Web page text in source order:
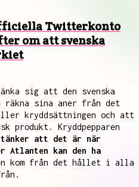
Twitterkonto
om att svenska
sig att den svenska
sina aner från det
kryddsättningen och att
produkt. Kryddpepparen
tänker att det är när
Atlanten kan den ha
kom från det hållet i alla